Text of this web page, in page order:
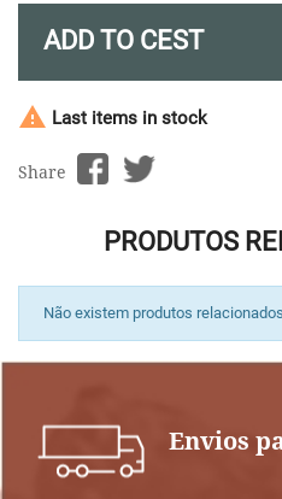
ADD TO CEST
 Last items in stock
Share
PRODUTOS
Não existem produtos
Envios